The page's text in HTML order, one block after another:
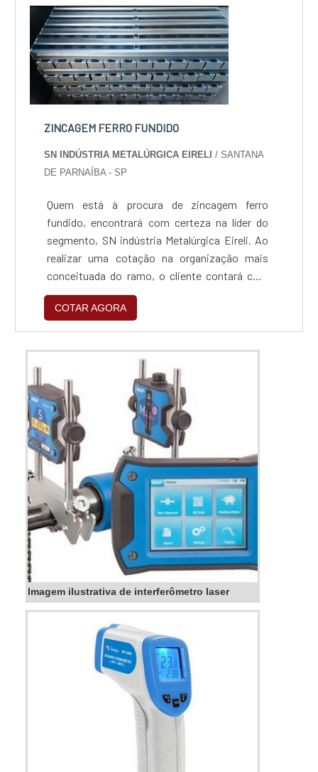
acessível em uma empresa que preza pela
segurança, encontra na internet a SN indús...
ZINCAGEM FERRO FUNDIDO
SN INDÚSTRIA METALÚRGICA EIRELI/ SANTANA
DE PARNAÍBA - SP
Quem está à procura de zincagem ferro
fundido, encontrará com certeza na líder do
segmento, SN indústria Metalúrgica Eireli. Ao
realizar uma cotação na organização mais
conceituada do ramo, o cliente contará com
serviços de excelência e o suporte de
especialistas para sanar eventuais
dúvidas.Quando o assunto é zincagem ferro
fundido, com os colaboradores da SN indústria
Metalúrgica Eireli o cliente encontrará ótima
qualidade e um design...
COTAR AGORA
Imagem ilustrativa de interferômetro laser